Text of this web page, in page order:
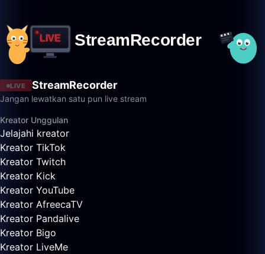
LIVE StreamRecorder
Jangan lewatkan satu pun live stream
Kreator Unggulan
Jelajahi kreator
Kreator TikTok
Kreator Twitch
Kreator Kick
Kreator YouTube
Kreator AfreecaTV
Kreator Pandalive
Kreator Bigo
Kreator LiveMe